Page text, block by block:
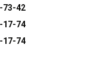
73-42
17-74
17-74